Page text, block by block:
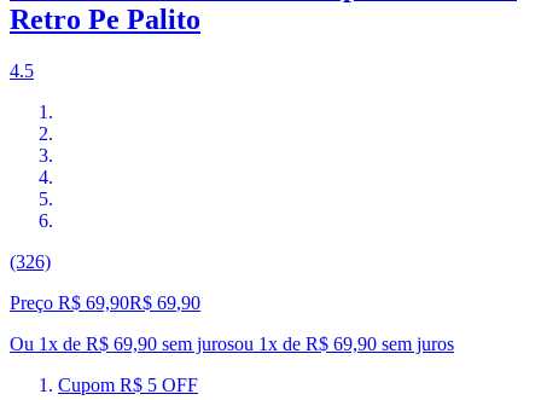
Retro Pe Palito
4.5
(326)
Preço R$ 69,90R$ 69,90
Ou 1x de R$ 69,90 sem jurosou 1x de R$ 69,90 sem juros
Cupom R$ 5 OFF